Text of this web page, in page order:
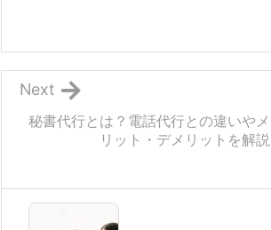
秘書代行とは？電話代行との違いやメ
リット・デメリットを解説
Next